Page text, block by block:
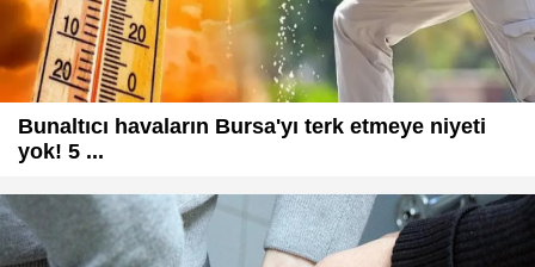
Bunaltıcı havaların Bursa'yı terk etmeye niyeti
yok! 5 ...